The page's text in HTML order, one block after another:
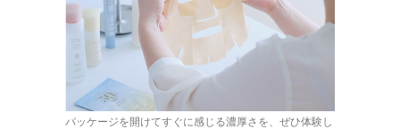
パッケージを開けてすぐに感じる濃厚さを、ぜひ体験し